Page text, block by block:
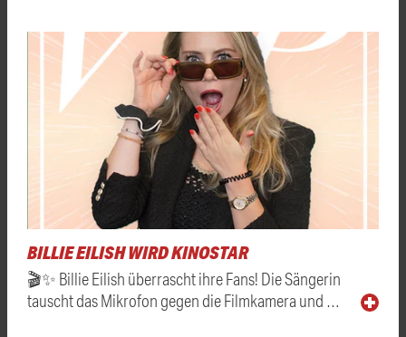
BILLIE EILISH WIRD KINOSTAR
🎬✨ Billie Eilish überrascht ihre Fans! Die Sängerin
tauscht das Mikrofon gegen die Filmkamera und …